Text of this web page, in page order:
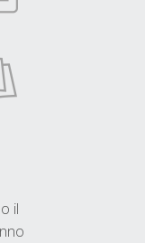
il